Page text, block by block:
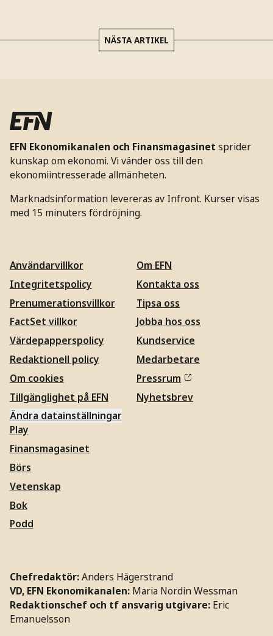
NÄSTA ARTIKEL
EFN Ekonomikanalen och Finansmagasinet sprider
kunskap om ekonomi. Vi vänder oss till den
ekonomiintresserade allmänheten.
Marknadsinformation levereras av Infront. Kurser visas
med 15 minuters fördröjning.
Användarvillkor
Integritetspolicy
Prenumerationsvillkor
FactSet villkor
Värdepapperspolicy
Redaktionell policy
Om cookies
Tillgänglighet på EFN
Ändra datainställningar
Om EFN
Kontakta oss
Tipsa oss
Jobba hos oss
Kundservice
Medarbetare
Pressrum
Nyhetsbrev
Play
Finansmagasinet
Börs
Vetenskap
Bok
Podd
Chefredaktör:Anders Hägerstrand
VD, EFN Ekonomikanalen: Maria Nordin Wessman
Redaktionschef och tf ansvarig utgivare: Eric
Emanuelsson